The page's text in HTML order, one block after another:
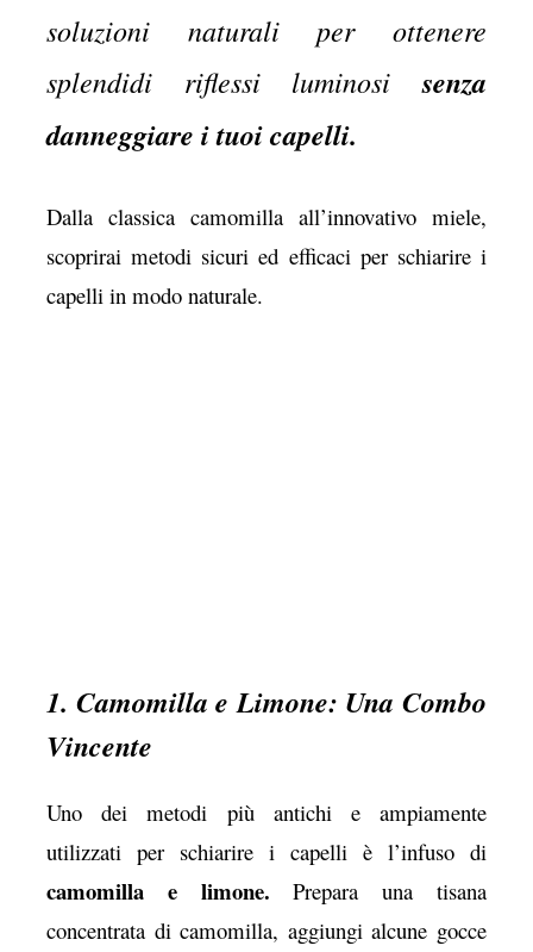
soluzioni naturali per ottenere
splendidi riflessi luminosisenza
danneggiare i tuoi capelli.
Dalla classica camomilla all’innovativo miele,
scoprirai metodi sicuri ed efficaci per schiarire i
capelli in modo naturale.
1. Camomilla e Limone: Una Combo
Vincente
Uno dei metodi più antichi e ampiamente
utilizzati per schiarire i capelli è l’infuso di
camomilla e limone. Prepara una tisana
concentrata di camomilla, aggiungi alcune gocce